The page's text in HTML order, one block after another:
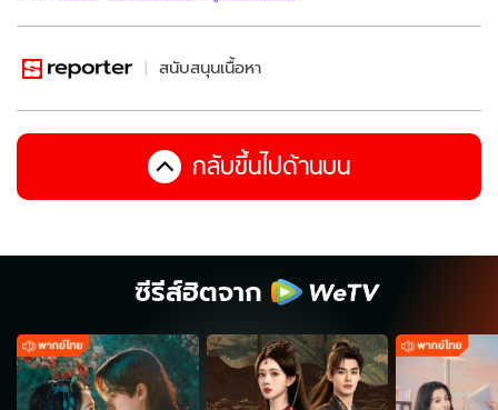
สนับสนุนเนื้อหา
กลับขึ้นไปด้านบน
ซีรีส์ฮิตจาก